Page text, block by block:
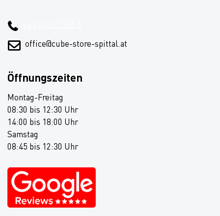
office@cube-store-spittal.at
Öffnungszeiten
Montag-Freitag
08:30 bis 12:30 Uhr
14:00 bis 18:00 Uhr
Samstag
08:45 bis 12:30 Uhr